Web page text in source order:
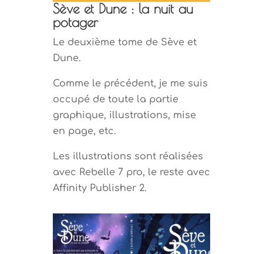
Sève et Dune : la nuit au
potager
Le deuxième tome de Sève et
Dune.
Comme le précédent, je me suis
occupé de toute la partie
graphique, illustrations, mise
en page, etc.
Les illustrations sont réalisées
avec Rebelle 7 pro, le reste avec
Affinity Publisher 2.